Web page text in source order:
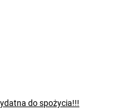
do spożycia!!!